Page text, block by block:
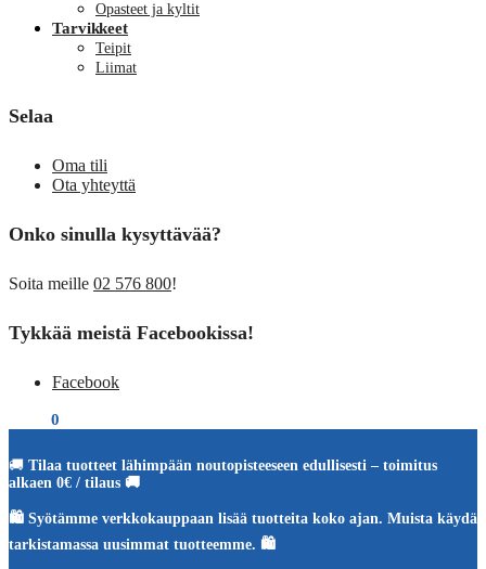
Opasteet ja kyltit
Tarvikkeet
Teipit
Liimat
Selaa
Oma tili
Ota yhteyttä
Onko sinulla kysyttävää?
Soita meille 02 576 800!
Tykkää meistä Facebookissa!
Facebook
0
🚚 Tilaa tuotteet lähimpään noutopisteeseen edullisesti – toimitus
alkaen 0€ / tilaus 🚚
🛍️ Syötämme verkkokauppaan lisää tuotteita koko ajan. Muista käydä
tarkistamassa uusimmat tuotteemme. 🛍️